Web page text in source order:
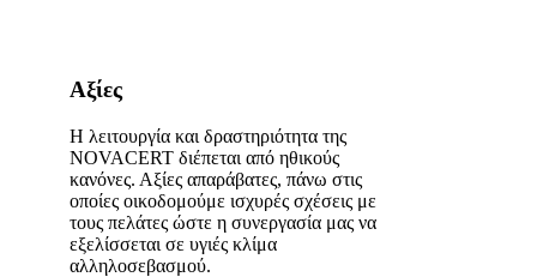
Αξίες
Η λειτουργία και δραστηριότητα της
NOVACERT διέπεται από ηθικούς
κανόνες. Αξίες απαράβατες, πάνω στις
οποίες οικοδομούμε ισχυρές σχέσεις με
τους πελάτες ώστε η συνεργασία μας να
εξελίσσεται σε υγιές κλίμα
αλληλοσεβασμού.